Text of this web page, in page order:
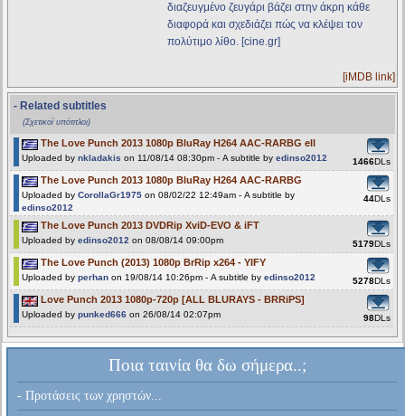
διαζευγμένο ζευγάρι βάζει στην άκρη κάθε
διαφορά και σχεδιάζει πώς να κλέψει τον
πολύτιμο λίθο. [cine.gr]
[iMDB link]
- Related subtitles
(Σχετικοί υπότιτλοι)
The Love Punch 2013 1080p BluRay H264 AAC-RARBG ell
Uploaded by nkladakis on 11/08/14 08:30pm - A subtitle by edinso2012 1466DLs
The Love Punch 2013 1080p BluRay H264 AAC-RARBG
Uploaded by CorollaGr1975 on 08/02/22 12:49am - A subtitle by
edinso2012
44DLs
The Love Punch 2013 DVDRip XviD-EVO & iFT
Uploaded by edinso2012 on 08/08/14 09:00pm 5179DLs
The Love Punch (2013) 1080p BrRip x264 - YIFY
Uploaded by perhan on 19/08/14 10:26pm - A subtitle by edinso2012 5278DLs
Love Punch 2013 1080p-720p [ALL BLURAYS - BRRiPS]
Uploaded by punked666 on 26/08/14 02:07pm 98DLs
Ποια ταινία θα δω σήμερα..;
- Προτάσεις των χρηστών...